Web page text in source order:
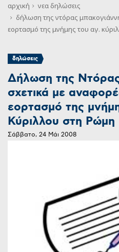
αρχική νεα δηλώσεις
δήλωση της ντόρας
εορτασμό της μνήμης του αγ.
δηλώσεις
Δήλωση της
σχετικά με
εορτασμό της
Κύριλλου στη Ρώμη
Σάββατο, 24 Μάι 2008